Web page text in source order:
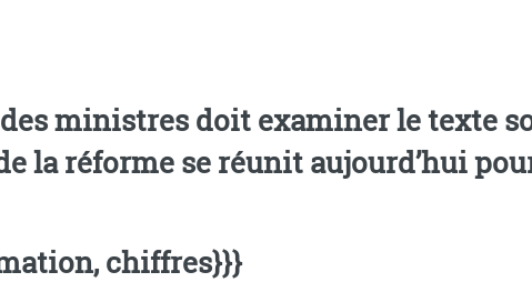
ministres doit examiner le texte
charge de
chiffres}}}